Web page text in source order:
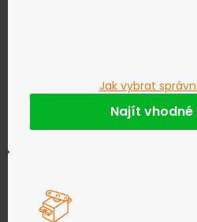
Jak vybrat
Najít